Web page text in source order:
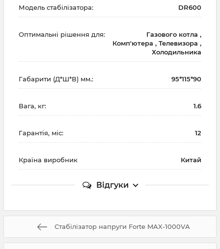
Модель стабілізатора: DR600
Оптимальні рішення для:
Газового котла ,
Комп'ютера , Телевизора ,
Холодильника
Габарити (Д*Ш*В) мм.: 95*115*90
Вага, кг: 1.6
Гарантія, міс: 12
Країна виробник Китай
Відгуки
Стабілізатор напруги Forte MAX-1000VA